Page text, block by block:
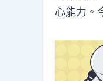
心能力。